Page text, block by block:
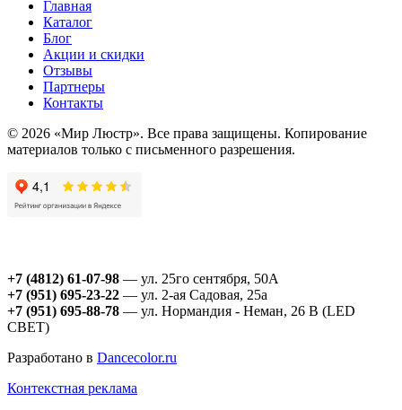
Главная
Каталог
Блог
Акции и скидки
Отзывы
Партнеры
Контакты
© 2026 «Мир Люстр». Все права защищены. Копирование
материалов только с письменного разрешения.
+7 (4812) 61-07-98 — ул. 25го сентября, 50А
+7 (951) 695-23-22 — ул. 2-ая Садовая, 25а
+7 (951) 695-88-78 — ул. Нормандия - Неман, 26 В (LED
СВЕТ)
Разработано в Dancecolor.ru
Контекстная реклама